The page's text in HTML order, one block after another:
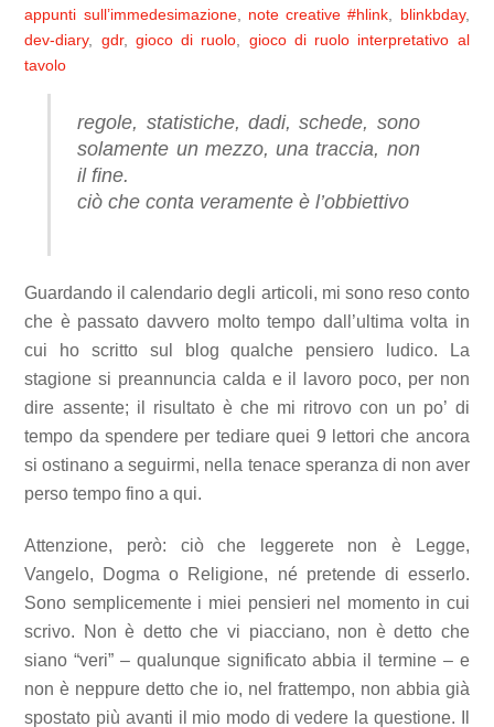
appunti sull’immedesimazione, note creative #hlink blinkbday,
dev-diary, gdr, gioco di ruolo
gioco di ruolo interpretativo al
tavolo
regole, statistiche, dadi, schede, sono
solamente un mezzo, una traccia, non
il fine.
ciò che conta veramente è l’obbiettivo
Guardando il calendario degli articoli, mi sono reso conto
che è passato davvero molto tempo dall’ultima volta in
cui ho scritto sul blog qualche pensiero ludico. La
stagione si preannuncia calda e il lavoro poco, per non
dire assente; il risultato è che mi ritrovo con un po’ di
tempo da spendere per tediare quei 9 lettori che ancora
si ostinano a seguirmi, nella tenace speranza di non aver
perso tempo fino a qui.
Attenzione, però: ciò che leggerete non è Legge,
Vangelo, Dogma o Religione, né pretende di esserlo.
Sono semplicemente i miei pensieri nel momento in cui
scrivo. Non è detto che vi piacciano, non è detto che
siano “veri” – qualunque significato abbia il termine – e
non è neppure detto che io, nel frattempo, non abbia già
spostato più avanti il mio modo di vedere la questione. Il